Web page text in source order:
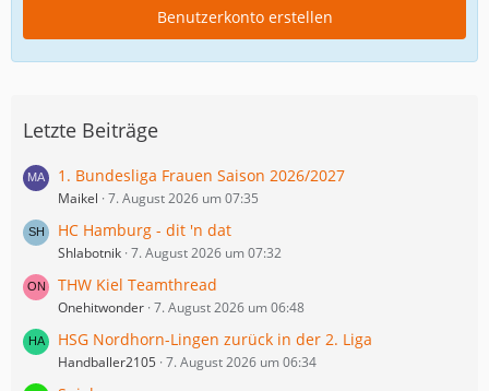
Benutzerkonto erstellen
Letzte Beiträge
1. Bundesliga Frauen Saison 2026/2027
Maikel 7. August 2026 um 07:35
HC Hamburg - dit 'n dat
Shlabotnik 7. August 2026 um 07:32
THW Kiel Teamthread
Onehitwonder 7. August 2026 um 06:48
HSG Nordhorn-Lingen zurück in der 2. Liga
Handballer2105 7. August 2026 um 06:34